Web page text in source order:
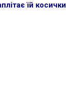
їй косички